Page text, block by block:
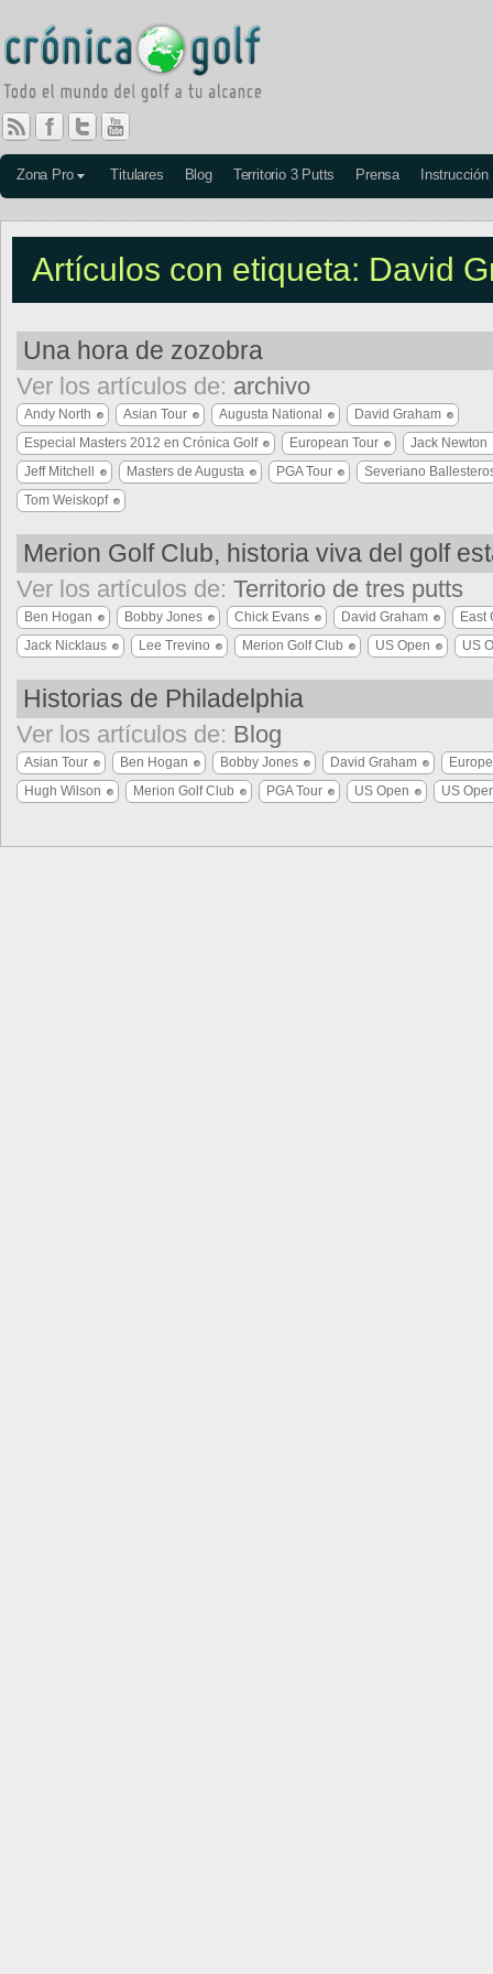
Zona Pro Titulares Blog Territorio 3 Putts Prensa Instrucción
Artículos con etiqueta: David
Una hora de zozobra
Ver los artículos de: archivo
Andy North Asian Tour Augusta National
David Graham
Especial Masters 2012 en Crónica Golf
European Tour
Jack Newton
Jeff Mitchell
Masters de Augusta PGA Tour
Severiano
Tom Weiskopf
Merion Golf Club, historia viva del golf
Ver los artículos de: Territorio de tres putts
Ben Hogan Bobby Jones Chick Evans David Graham
East
Jack Nicklaus
Lee Trevino Merion Golf Club US Open US
Historias de Philadelphia
Ver los artículos de: Blog
Asian Tour Ben Hogan Bobby Jones David Graham
Hugh Wilson
Merion Golf Club PGA Tour US Open US